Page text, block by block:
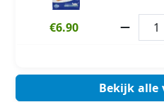
€6.90
Bekijk alle